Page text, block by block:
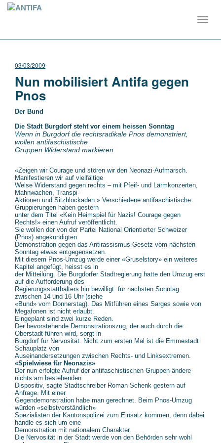
03/03/2009
Nun mobilisiert Antifa gegen
Pnos
Der Bund
Die Stadt Burgdorf steht vor einem heissen Sonntag
Wenn in Burgdorf die rechtsradikale Pnos demonstriert,
wollen antifaschistische
Gruppen Widerstand markieren.
«Zeigen wir Courage und stören wir den Neonazi-Aufmarsch.
Manifestieren wir auf vielfältige
Weise Widerstand gegen rechts – mit Pfeif- und Lärmkonzerten,
Mahnwachen, Transpi-
Aktionen und Sitzblockaden.» Verschiedene antifaschistische
Gruppierungen haben gestern
unter dem Titel «Kein Heimspiel für Nazis! Courage gegen
Rechts!» einen Aufruf veröffentlicht.
Sie wollen der von der Partei National Orientierter Schweizer
(Pnos) angekündigten
Demonstration gegen das Antirassismus-Gesetz vom nächsten
Sonntag etwas entgegensetzen.
Mit diesem Pnos-Umzug werde einer «Gruselstory» ein weiteres
Kapitel angefügt, heisst es in
der Mitteilung. Die Burgdorfer Stadtregierung hatte den Umzug erst
auf die Aufforderung des
Regierungsstatthalters hin bewilligt: für nächsten Sonntag
zwischen 14 und 16 Uhr (siehe
«Bund» vom Donnerstag). Das Mitführen eines Sarges sowie von
Megafonen ist nicht erlaubt.
Eingeplant sind zwei kurze Reden.
Der bevorstehende Demonstrationszug, der auch durch die
Oberstadt führen wird, sorgt in
Burgdorf für Nervosität. Nicht zum ersten Mal ist die Emmestadt
Schauplatz von
Auseinandersetzungen zwischen Rechts- und Linksextremen.
«Spielwiese für Neonazis»
Der nun erfolgte Aufruf der antifaschistischen Gruppen ändere
nichts am bestehenden
Dispositiv, sagte Stadtschreiber Roman Schenk gestern auf
Anfrage. Mit einer
Gegendemonstration habe man gerechnet. Beim Pnos-Umzug
würden «selbstverständlich»
Spezialisten der Kantonspolizei zum Einsatz kommen, denn dabei
handle es sich um eine
Demonstration mit nationalem Charakter.
Die Nervosität in der Stadt werde von den Behörden sehr wohl